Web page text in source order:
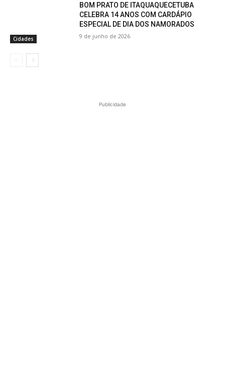
Cidades
BOM PRATO DE ITAQUAQUECETUBA
CELEBRA 14 ANOS COM CARDÁPIO
ESPECIAL DE DIA DOS NAMORADOS
9 de junho de 2026
Publicidade